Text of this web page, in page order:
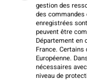
gestion des
des
enregistrées
peuvent être
Département en
France.
Européenne.
nécessaires
niveau de